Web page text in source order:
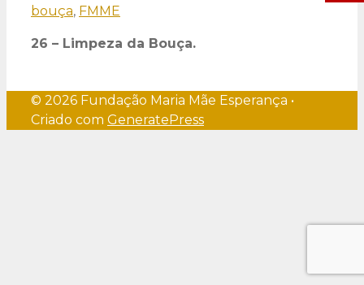
bouça, FMME
26 – Limpeza da Bouça.
© 2026 Fundação Maria Mãe Esperança •
Criado com GeneratePress